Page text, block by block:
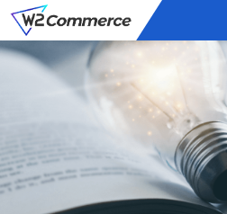
サービス
PRICE
料金
FEATURE